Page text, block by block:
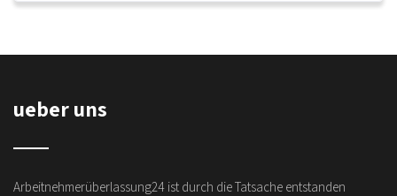
ueber uns
Arbeitnehmerüberlassung24 ist durch die Tatsache entstanden